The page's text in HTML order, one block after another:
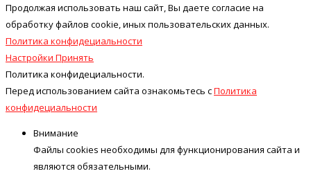
Продолжая использовать наш cайт, Вы даете согласие на
обработку файлов cookie, иных пользовательских данных.
Политика конфидециальности
Настройки Принять
Политика конфидециальности.
Перед использованием сайта ознакомьтесь сПолитика
конфидециальности
Внимание
Файлы cookies необходимы для функционирования сайта и
являются обязательными.